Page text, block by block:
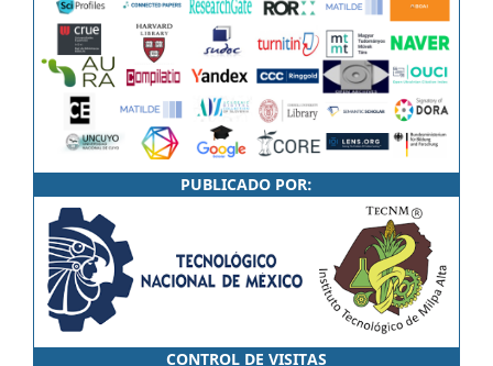
PUBLICADO POR:
CONTROL DE VISITAS